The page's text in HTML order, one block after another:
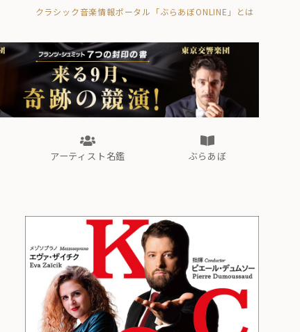
クラシック音楽情報ポータル「ぶらあぼONLINE」とは
ぶらあぼブラス！
フォルテピアノ・オデッセイ
アーティスト名鑑 ぶらあぼ
ぶらあぼブラス！
フォルテピアノ・オデッセイ